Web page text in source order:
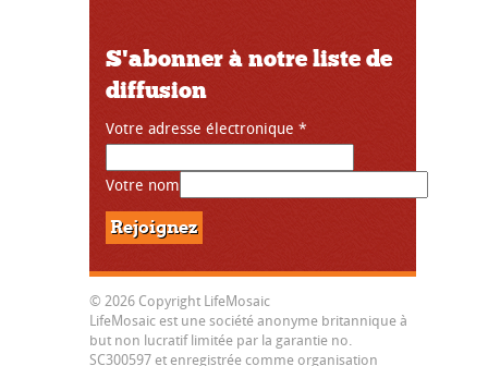
S'abonner à notre liste de
diffusion
Votre adresse électronique *
Votre nom
© 2026 Copyright LifeMosaic
LifeMosaic est une société anonyme britannique à
but non lucratif limitée par la garantie no.
SC300597 et enregistrée comme organisation